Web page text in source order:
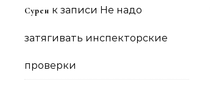
Сурен к записи Не надо
затягивать инспекторские
проверки